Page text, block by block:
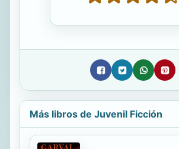
Más libros de Juvenil Ficción